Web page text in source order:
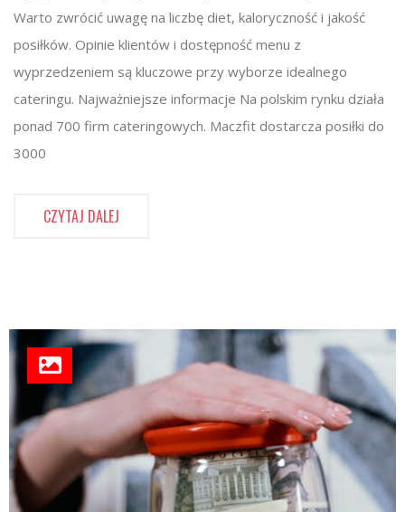
Warto zwrócić uwagę na liczbę diet, kaloryczność i jakość
posiłków. Opinie klientów i dostępność menu z
wyprzedzeniem są kluczowe przy wyborze idealnego
cateringu. Najważniejsze informacje Na polskim rynku działa
ponad 700 firm cateringowych. Maczfit dostarcza posiłki do
3000
CZYTAJ DALEJ